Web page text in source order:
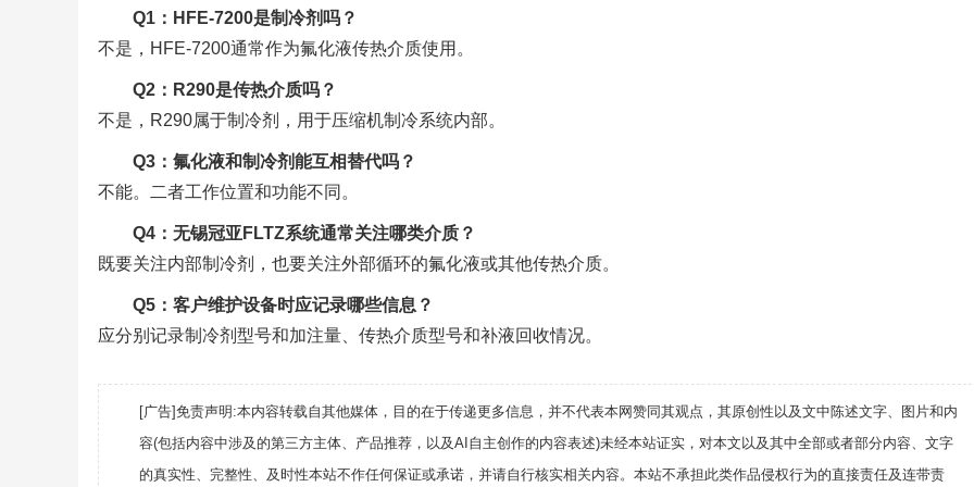
Q1：HFE-7200是制冷剂吗？
不是，HFE-7200通常作为氟化液传热介质使用。
Q2：R290是传热介质吗？
不是，R290属于制冷剂，用于压缩机制冷系统内部。
Q3：氟化液和制冷剂能互相替代吗？
不能。二者工作位置和功能不同。
Q4：无锡冠亚FLTZ系统通常关注哪类介质？
既要关注内部制冷剂，也要关注外部循环的氟化液或其他传热介质。
Q5：客户维护设备时应记录哪些信息？
应分别记录制冷剂型号和加注量、传热介质型号和补液回收情况。
[广告]免责声明:本内容转载自其他媒体，目的在于传递更多信息，并不代表本网赞同其观点，其原创性以及文中陈述文字、图片和内
容(包括内容中涉及的第三方主体、产品推荐，以及AI自主创作的内容表述)未经本站证实，对本文以及其中全部或者部分内容、文字
的真实性、完整性、及时性本站不作任何保证或承诺，并请自行核实相关内容。本站不承担此类作品侵权行为的直接责任及连带责